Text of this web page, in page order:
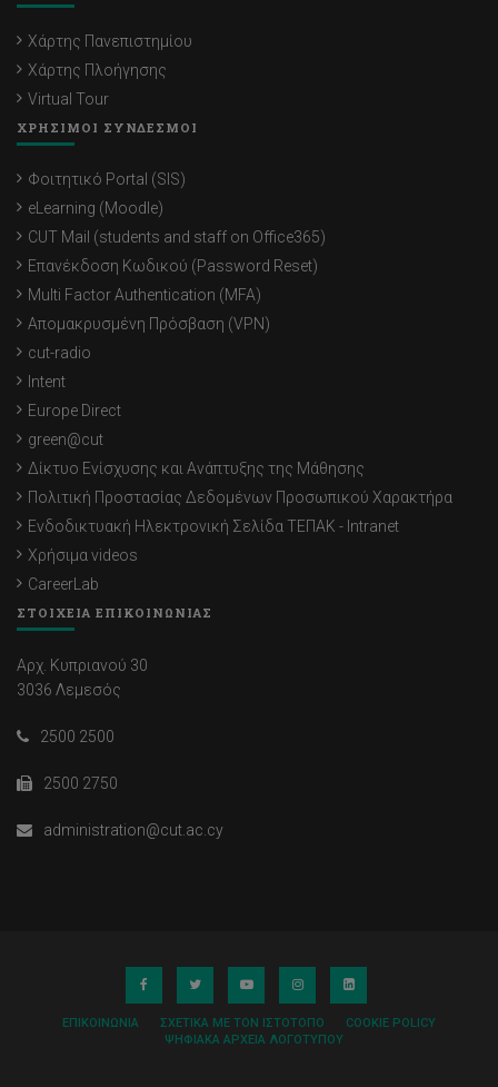
Χάρτης Πανεπιστημίου
Χάρτης Πλοήγησης
Virtual Tour
ΧΡΗΣΙΜΟΙ ΣΥΝΔΕΣΜΟΙ
Φοιτητικό Portal (SIS)
eLearning (Moodle)
CUT Mail (students and staff on Office365)
Επανέκδοση Κωδικού (Password Reset)
Multi Factor Authentication (MFA)
Απομακρυσμένη Πρόσβαση (VPN)
cut-radio
Intent
Europe Direct
green@cut
Δίκτυο Ενίσχυσης και Ανάπτυξης της Μάθησης
Πολιτική Προστασίας Δεδομένων Προσωπικού Χαρακτήρα
Ενδοδικτυακή Ηλεκτρονική Σελίδα ΤΕΠΑΚ - Intranet
Χρήσιμα videos
CareerLab
ΣΤΟΙΧΕΙΑ ΕΠΙΚΟΙΝΩΝΙΑΣ
Αρχ. Κυπριανού 30
3036 Λεμεσός
2500 2500
2500 2750
administration@cut.ac.cy
ΕΠΙΚΟΙΝΩΝΊΑ ΣΧΕΤΙΚΆ ΜΕ ΤΟΝ ΙΣΤΌΤΟΠΟ
COOKIE POLICY
ΨΗΦΙΑΚΆ ΑΡΧΕΊΑ ΛΟΓΌΤΥΠΟΥ